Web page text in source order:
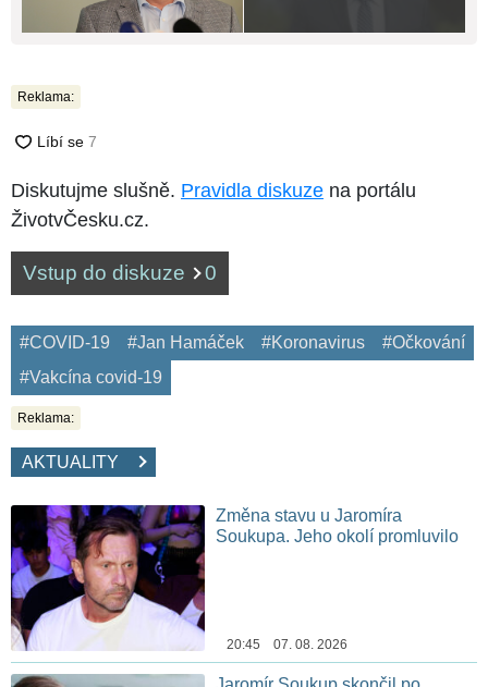
Reklama:
Diskutujme slušně. Pravidla diskuze na portálu
ŽivotvČesku.cz.
Vstup do diskuze 0
#COVID-19 #Jan Hamáček #Koronavirus
#Očkování
#Vakcína covid-19
Reklama:
AKTUALITY
Změna stavu u Jaromíra
Soukupa. Jeho okolí promluvilo
20:45 07. 08. 2026